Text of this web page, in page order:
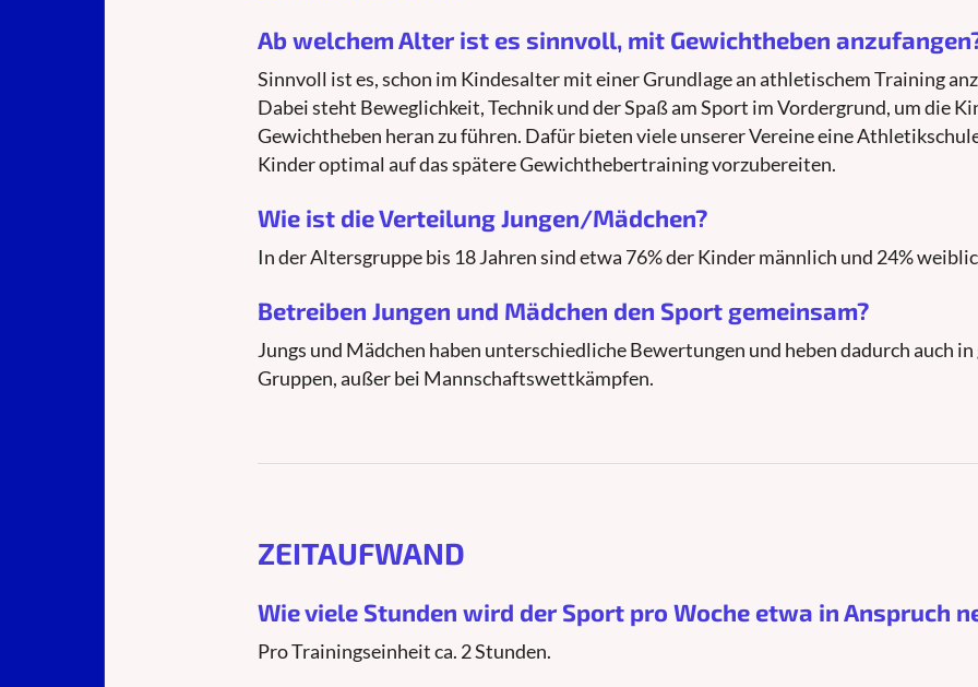
Ab welchem Alter ist es sinnvoll, mit Gewichtheben
Sinnvoll ist es, schon im Kindesalter mit einer Grundlage an athletischem Training
Dabei steht Beweglichkeit, Technik und der Spaß am Sport im Vordergrund, um die
Gewichtheben heran zu führen. Dafür bieten viele unserer Vereine eine
Kinder optimal auf das spätere Gewichthebertraining vorzubereiten.
Wie ist die Verteilung Jungen/Mädchen?
In der Altersgruppe bis 18 Jahren sind etwa 76% der Kinder männlich und 24%
Betreiben Jungen und Mädchen den Sport gemeinsam?
Jungs und Mädchen haben unterschiedliche Bewertungen und heben dadurch auch
Gruppen, außer bei Mannschaftswettkämpfen.
ZEITAUFWAND
Wie viele Stunden wird der Sport pro Woche etwa in Anspruch
Pro Trainingseinheit ca. 2 Stunden.